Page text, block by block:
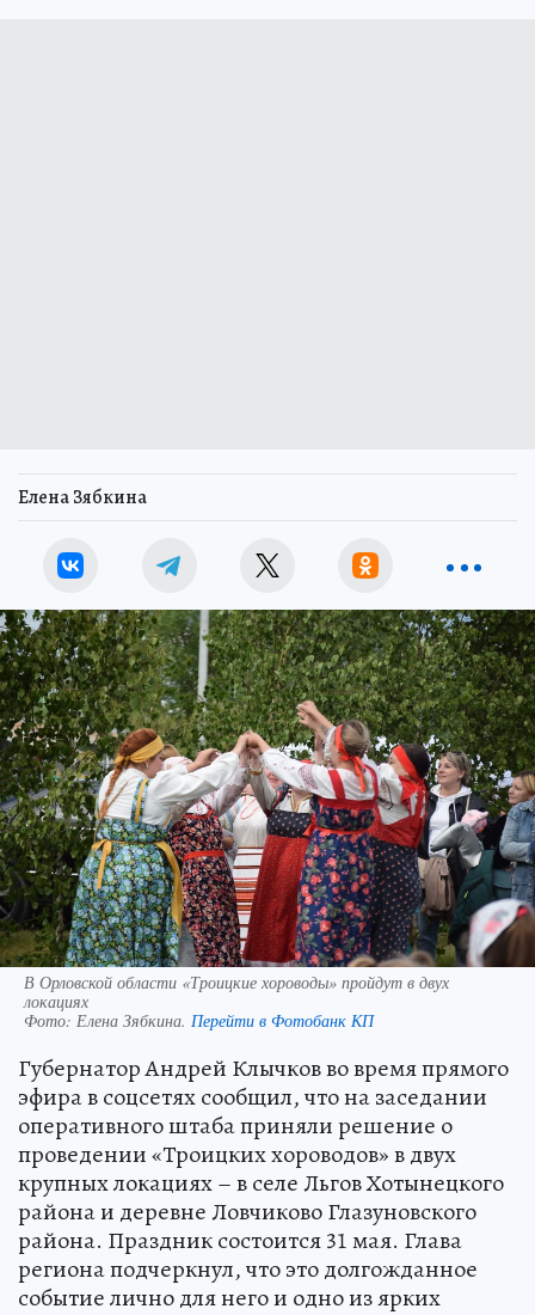
Елена Зябкина
В Орловской области «Троицкие хороводы» пройдут в двух
локациях
Фото: Елена Зябкина. Перейти в Фотобанк КП
Губернатор Андрей Клычков во время прямого
эфира в соцсетях сообщил, что на заседании
оперативного штаба приняли решение о
проведении «Троицких хороводов» в двух
крупных локациях – в селе Льгов Хотынецкого
района и деревне Ловчиково Глазуновского
района. Праздник состоится 31 мая. Глава
региона подчеркнул, что это долгожданное
событие лично для него и одно из ярких